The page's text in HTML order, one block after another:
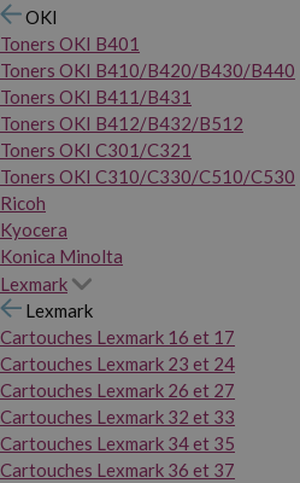
OKI
Toners OKI B401
Toners OKI B410/B420/B430/B440
Toners OKI B411/B431
Toners OKI B412/B432/B512
Toners OKI C301/C321
Toners OKI C310/C330/C510/C530
Ricoh
Kyocera
Konica Minolta
Lexmark
Lexmark
Cartouches Lexmark 16 et 17
Cartouches Lexmark 23 et 24
Cartouches Lexmark 26 et 27
Cartouches Lexmark 32 et 33
Cartouches Lexmark 34 et 35
Cartouches Lexmark 36 et 37